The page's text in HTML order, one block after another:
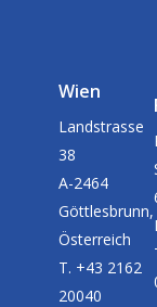
Wien
Landstrasse
38
A-2464
Göttlesbrunn,
Österreich
T. +43 2162
20040